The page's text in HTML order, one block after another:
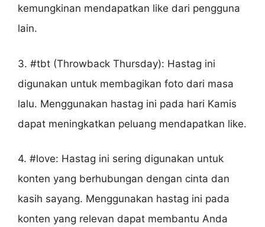
kemungkinan mendapatkan like dari pengguna
lain.
3. #tbt (Throwback Thursday): Hastag ini
digunakan untuk membagikan foto dari masa
lalu. Menggunakan hastag ini pada hari Kamis
dapat meningkatkan peluang mendapatkan like.
4. #love: Hastag ini sering digunakan untuk
konten yang berhubungan dengan cinta dan
kasih sayang. Menggunakan hastag ini pada
konten yang relevan dapat membantu Anda